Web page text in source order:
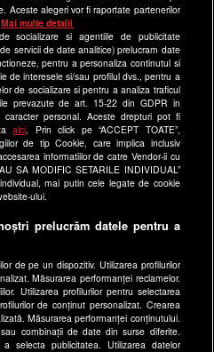
Group
a1.ro
as.ro
Aceste alegeri vor fi raportate partenerilor
Mai multe detalii
socializare si agentiile de publicitate
servicii de date analitice) prelucram date
pentru a personaliza continutul si
de interesele si/sau profilul dvs., pentru a
de socializare si pentru a analiza traficul
prevazute de art. 15-22 din GDPR in
personal. Aceste drepturi pot fi
aici . Prin click pe “ACCEPT TOATE”,
de tip Cookie, care implica inclusiv
informatiilor de catre Vendor-ii cu
SA MODIFIC SETARILE INDIVIDUAL”
mai putin cele legate de cookie
ului.
prelucrăm datele pentru a
de pe un dispozitiv. Utilizarea profilurilor
Măsurarea performanței reclamelor.
Utilizarea profilurilor pentru selectarea
de conținut personalizat. Crearea
Măsurarea performanței conținutului.
combinații de date din surse diferite.
selecta publicitatea. Utilizarea datelor